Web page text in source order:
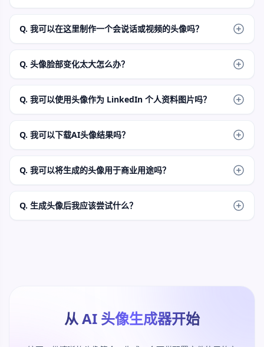
并在需要更一致的第二个版本时使用源引导的后续工具。
Q. 我可以在这里制作一个会说话或视频的头像吗？
成为讲话或移动剪辑的肖像或静态图像后，才使用讲话或视频
Q. 头像脸部变化太大怎么办？
装、背景和相机角度，然后将最佳结果移至图生图以获得更紧
Q. 我可以使用头像作为 LinkedIn 个人资料图片吗？
资料风格的头像。如果目标是专业的企业头像，请改用头像特
Q. 我可以下载AI头像结果吗？
页面打开，直到最终预览准备就绪。
Q. 我可以将生成的头像用于商业用途吗？
利负责。避免使用不属于您的受保护知识产权、公众人物、徽
Q. 生成头像后我应该尝试什么？
从 AI 头像生成器开始